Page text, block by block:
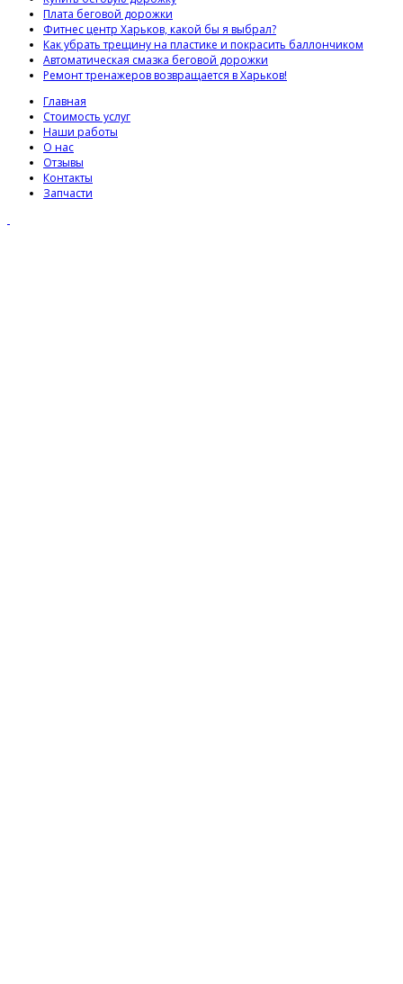
Плата беговой дорожки
Фитнес центр Харьков, какой бы я выбрал?
Как убрать трещину на пластике и покрасить баллончиком
Автоматическая смазка беговой дорожки
Ремонт тренажеров возвращается в Харьков!
Главная
Стоимость услуг
Наши работы
О нас
Отзывы
Контакты
Запчасти